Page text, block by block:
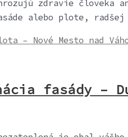
zdravie človeka
alebo plote,
– Nové Mesto nad
fasády –